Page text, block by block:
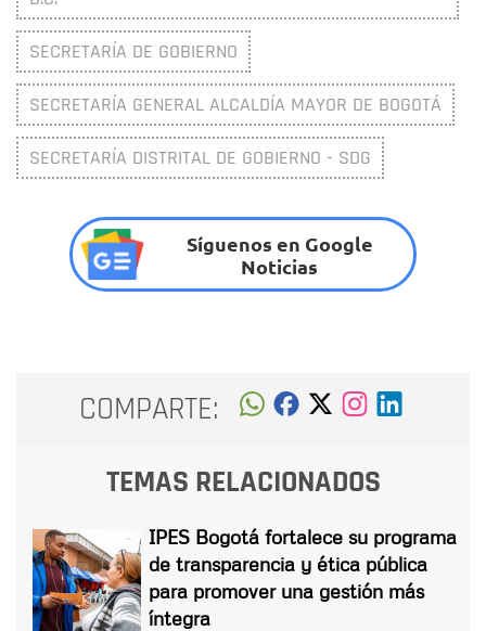
SECRETARÍA DE GOBIERNO
SECRETARÍA GENERAL ALCALDÍA MAYOR DE BOGOTÁ
SECRETARÍA DISTRITAL DE GOBIERNO - SDG
Síguenos en Google
Noticias
COMPARTE:
TEMAS RELACIONADOS
IPES Bogotá fortalece su programa
de transparencia y ética pública
para promover una gestión más
íntegra